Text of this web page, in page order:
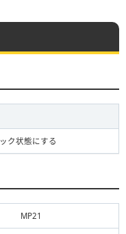
ク状態にする
MP21